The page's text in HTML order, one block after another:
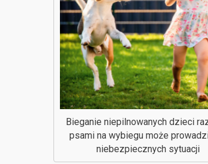
Bieganie niepilnowanych dzieci
psami na wybiegu może
niebezpiecznych sytuacji